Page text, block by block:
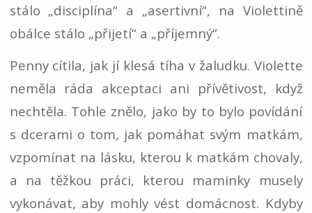
stálo „disciplína“ a „asertivní“, na Violettině
obálce stálo „přijetí“ a „příjemný“.
Penny cítila, jak jí klesá tíha v žaludku. Violette
neměla ráda akceptaci ani přívětivost, když
nechtěla. Tohle znělo, jako by to bylo povídání
s dcerami o tom, jak pomáhat svým matkám,
vzpomínat na lásku, kterou k matkám chovaly,
a na těžkou práci, kterou maminky musely
vykonávat, aby mohly vést domácnost. Kdyby